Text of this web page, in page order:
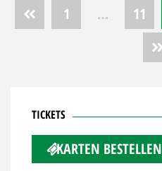
Seitennummerierung
der
1 … 11
TICKETS
KARTEN BESTELLEN